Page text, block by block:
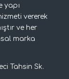
yapı
vererek
ve her
marka
Tahsin Sk.